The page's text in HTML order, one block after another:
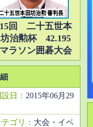
回 二十五世本
坊治勲杯 42.195
ラソン囲碁大会
設日： 2015年06月29
テゴリ： 大会・イベ